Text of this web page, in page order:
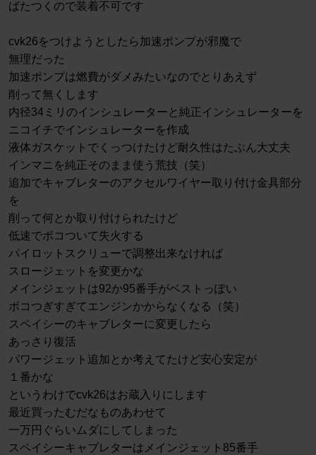
ばたつくので装着不可です
cvk26をつけようとしたら加速ポンプが邪魔で
無理だった
加速ポンプは燃費がダメみたいなのでとりあえず
削って無くします
内径34ミリのインシュレーターと純正インシュレーターを
ニコイチでインシュレーターを作成
液体ガスケットでくっつけたけど耐久性はたぶん大丈夫
インマニを純正そのまま使う荒技（笑）
追加でキャブレターのアクセルワイヤー取り付け金具部分
を
削って何とか取り付けられたけど
低速でボコついて失火する
パイロットスクリューで調整出来なければ
スロージェットを変更かな
メインジェットは92か95番手がベストっぽい
ボコつぎすぎてエンジンかからなくなる（笑）
スペイシーのキャブレターに変更したら
あっさり復活
パワージェット追加とか考えてたけど安心安定が
１番かな
というわけでcvk26はお蔵入りにします
最近買ったむだなものあわせて
一万円ぐらいムダにしてしまった
スペイシーキャブレターはメインジェット85番手